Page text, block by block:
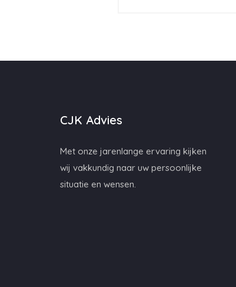
CJK Advies
Met onze jarenlange ervaring kijken
wij vakkundig naar uw persoonlijke
situatie en wensen.